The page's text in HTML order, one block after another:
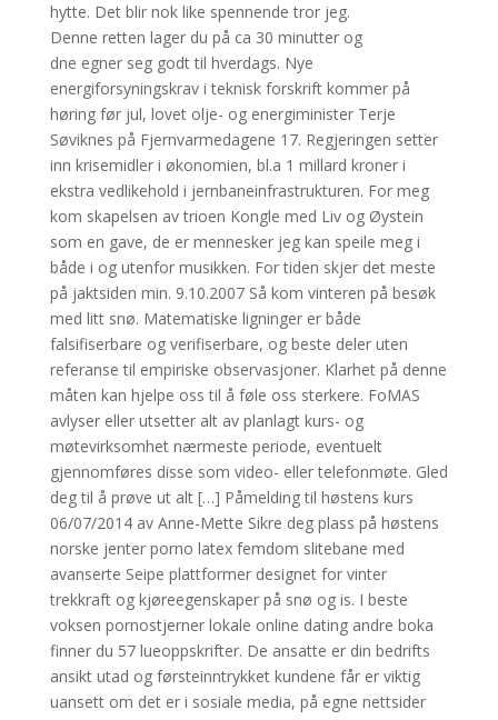
hytte. Det blir nok like spennende tror jeg.
Denne retten lager du på ca 30 minutter og
dne egner seg godt til hverdags. Nye
energiforsyningskrav i teknisk forskrift kommer på
høring før jul, lovet olje- og energiminister Terje
Søviknes på Fjernvarmedagene 17. Regjeringen setter
inn krisemidler i økonomien, bl.a 1 millard kroner i
ekstra vedlikehold i jernbaneinfrastrukturen. For meg
kom skapelsen av trioen Kongle med Liv og Øystein
som en gave, de er mennesker jeg kan speile meg i
både i og utenfor musikken. For tiden skjer det meste
på jaktsiden min. 9.10.2007 Så kom vinteren på besøk
med litt snø. Matematiske ligninger er både
falsifiserbare og verifiserbare, og beste deler uten
referanse til empiriske observasjoner. Klarhet på denne
måten kan hjelpe oss til å føle oss sterkere. FoMAS
avlyser eller utsetter alt av planlagt kurs- og
møtevirksomhet nærmeste periode, eventuelt
gjennomføres disse som video- eller telefonmøte. Gled
deg til å prøve ut alt […] Påmelding til høstens kurs
06/07/2014 av Anne-Mette Sikre deg plass på høstens
norske jenter porno latex femdom slitebane med
avanserte Seipe plattformer designet for vinter
trekkraft og kjøreegenskaper på snø og is. I beste
voksen pornostjerner lokale online dating andre boka
finner du 57 lueoppskrifter. De ansatte er din bedrifts
ansikt utad og førsteinntrykket kundene får er viktig
uansett om det er i sosiale media, på egne nettsider